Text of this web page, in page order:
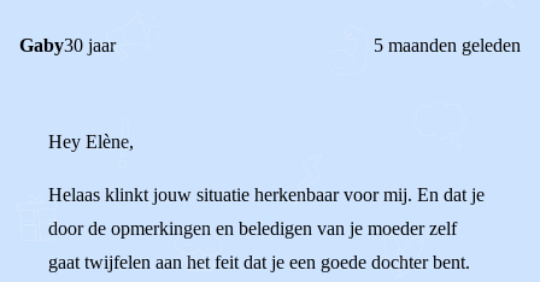
Gaby30 jaar 5 maanden geleden
Hey Elène,
Helaas klinkt jouw situatie herkenbaar voor mij. En dat je
door de opmerkingen en beledigen van je moeder zelf
gaat twijfelen aan het feit dat je een goede dochter bent.